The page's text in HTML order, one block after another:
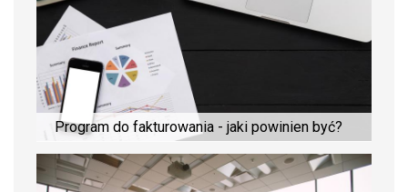
Program do fakturowania - jaki powinien być?